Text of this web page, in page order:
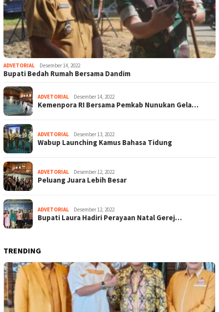
ADVETORIAL Desember 14, 2022
Bupati Bedah Rumah Bersama Dandim
ADVETORIAL Desember 14, 2022
Kemenpora RI Bersama Pemkab Nunukan Gela…
ADVETORIAL Desember 13, 2022
Wabup Launching Kamus Bahasa Tidung
ADVETORIAL Desember 12, 2022
Peluang Juara Lebih Besar
ADVETORIAL Desember 12, 2022
Bupati Laura Hadiri Perayaan Natal Gerej…
TRENDING